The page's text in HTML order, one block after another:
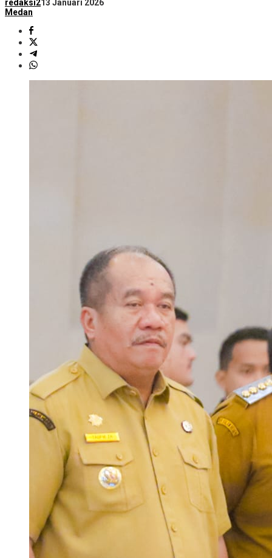
redaksi213 Januari 2026
Medan